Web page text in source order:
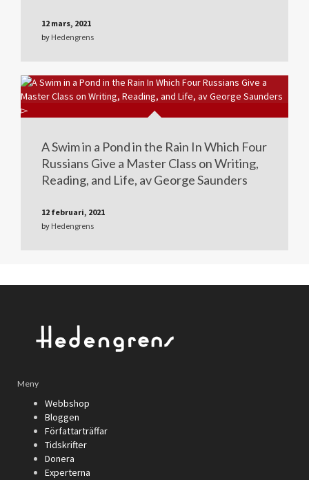
12 mars, 2021
by Hedengrens
A Swim in a Pond in the Rain In Which Four
Russians Give a Master Class on Writing,
Reading, and Life, av George Saunders
12 februari, 2021
by Hedengrens
Meny
Webbshop
Bloggen
Författarträffar
Tidskrifter
Donera
Experterna